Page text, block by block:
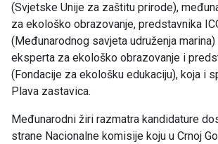
(Svjetske Unije za zaštitu prirode),
za ekološko obrazovanje, predstavnika
(Međunarodnog savjeta udruženja
eksperta za ekološko obrazovanje i
(Fondacije za ekološku edukaciju), koja i
Plava zastavica.
Međunarodni žiri razmatra kandidature
strane Nacionalne komisije koju u Crnoj